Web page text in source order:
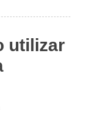
utilizar